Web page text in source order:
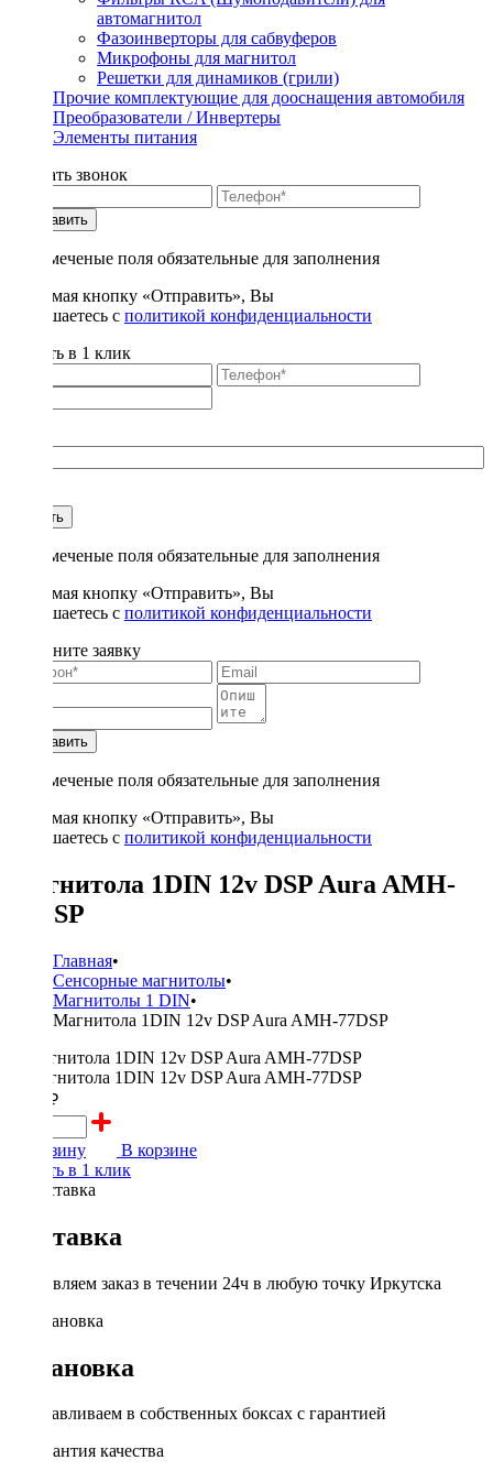
автомагнитол
Фазоинверторы для сабвуферов
Микрофоны для магнитол
Решетки для динамиков (грили)
Прочие комплектующие для дооснащения автомобиля
Преобразователи / Инвертеры
Элементы питания
Заказать звонок
Отправить
* - отмеченые поля обязательные для заполнения
Нажимая кнопку «Отправить», Вы
соглашаетесь с политикой конфиденциальности
Купить в 1 клик
Купить
* - отмеченые поля обязательные для заполнения
Нажимая кнопку «Отправить», Вы
соглашаетесь с политикой конфиденциальности
Заполните заявку
Отправить
* - отмеченые поля обязательные для заполнения
Нажимая кнопку «Отправить», Вы
соглашаетесь с политикой конфиденциальности
Магнитола 1DIN 12v DSP Aura AMH-
77DSP
Главная•
Сенсорные магнитолы•
Магнитолы 1 DIN•
Магнитола 1DIN 12v DSP Aura AMH-77DSP
7000 ₽
В корзину
В корзине
Купить в 1 клик
Доставка
Доставляем заказ в течении 24ч в любую точку Иркутска
Установка
Устанавливаем в собственных боксах с гарантией